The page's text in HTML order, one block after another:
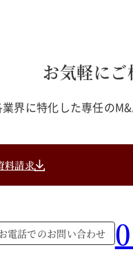
お気軽にご
界に特化した専任の
料請求
電話でのお問い合わせ